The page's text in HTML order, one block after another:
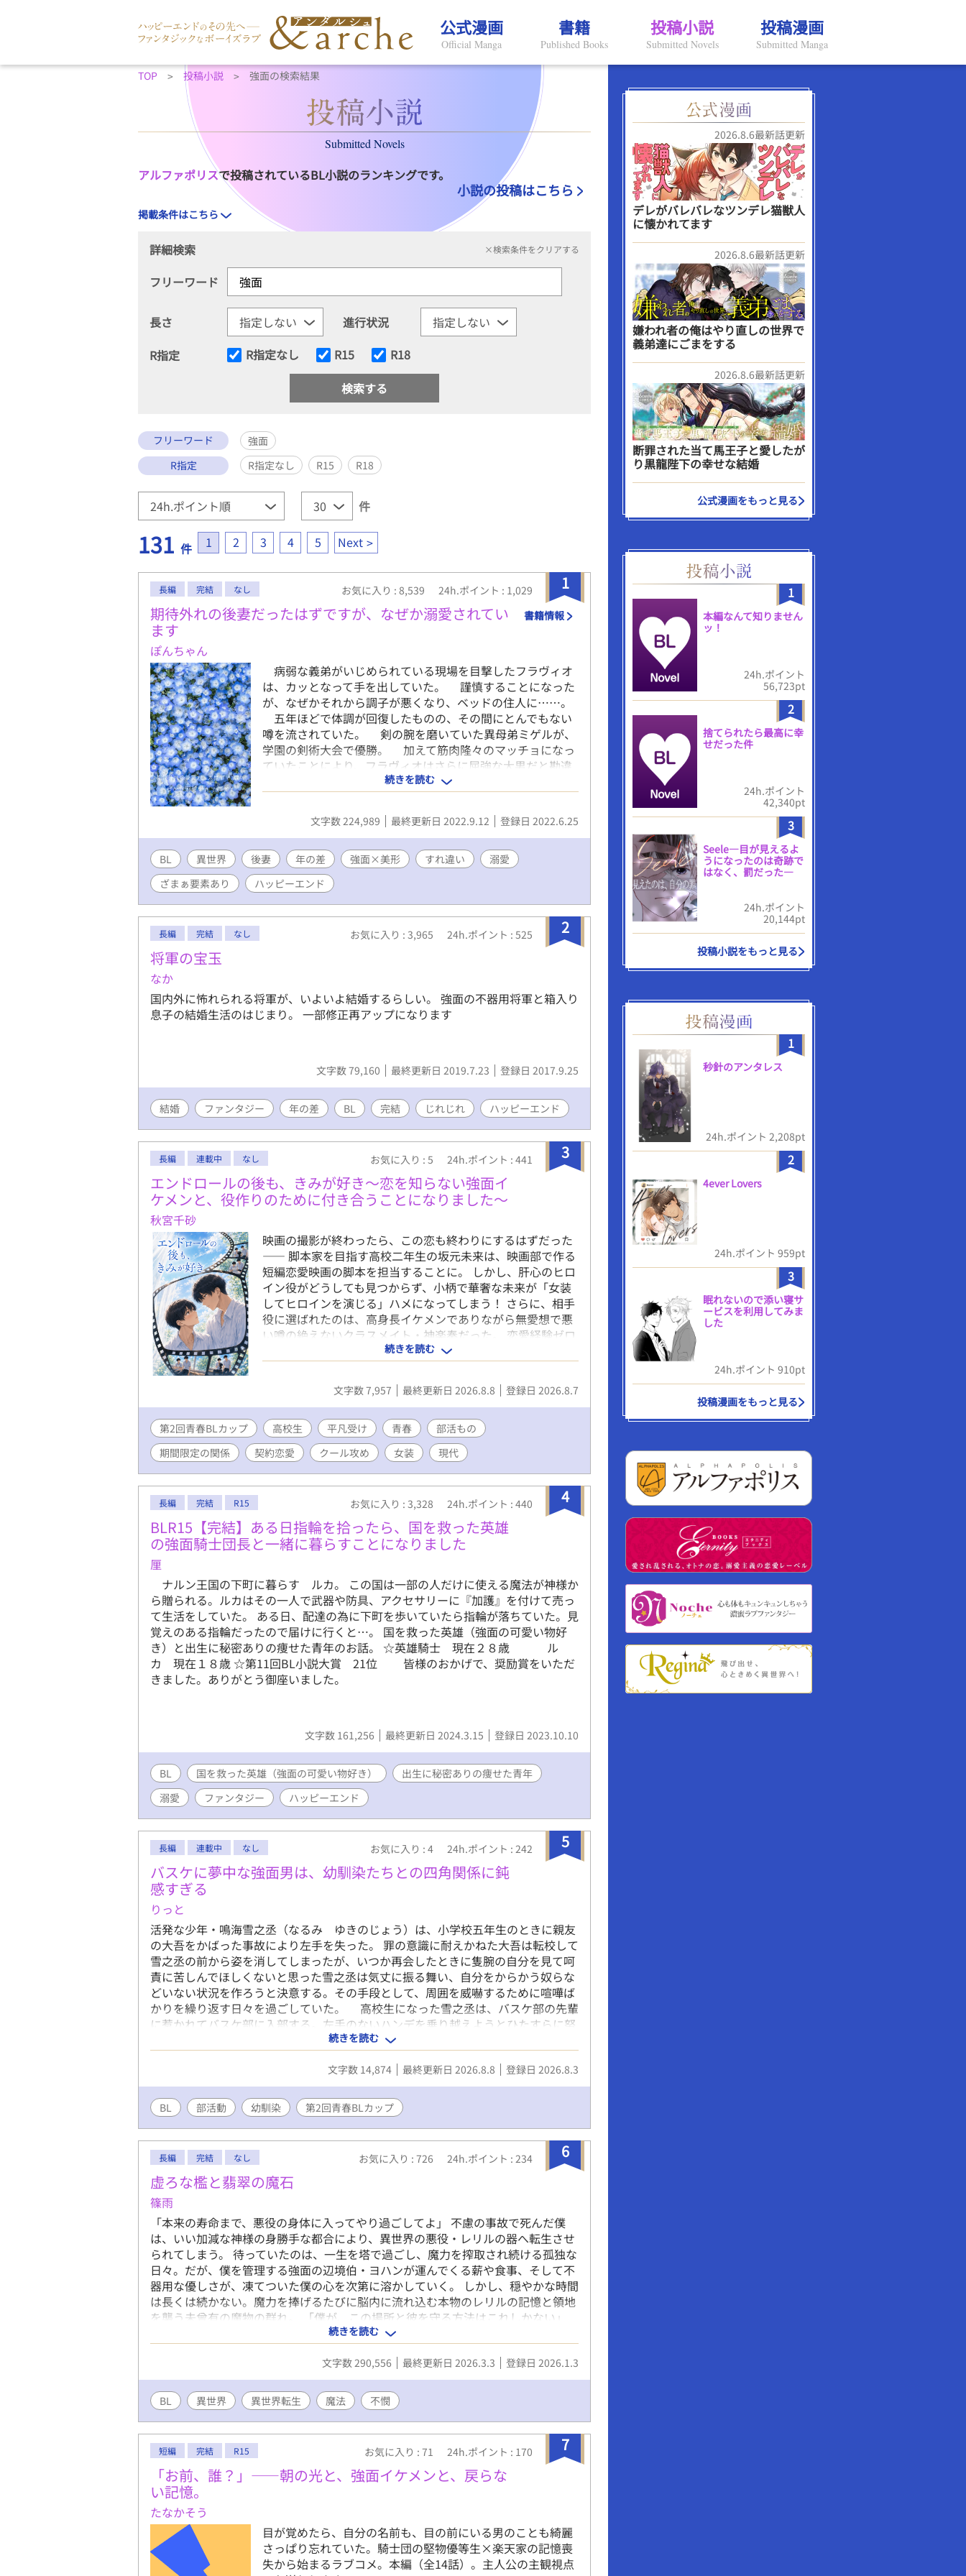
公式漫画
Official Manga
書籍
Published Books
投稿小説
Submitted Novels
投稿漫画
Submitted Manga
TOP 投稿小説 強面の検索結果
Submitted Novels
アルファポリスで投稿されているBL小説のランキングです。
小説の投稿はこちら
掲載条件はこちら
詳細検索 ×検索条件をクリアする
フリーワード
長さ
進行状況
R指定
R指定なし R15 R18
フリーワード
強面
R指定
R指定なし R15 R18
件
131 件 1 2 3 4 5 Next
1
長編 完結 なし お気に入り : 8,539 24h.ポイント : 1,029
期待外れの後妻だったはずですが、なぜか溺愛されてい
ます
ぽんちゃん
書籍情報
病弱な義弟がいじめられている現場を目撃したフラヴィオ
は、カッとなって手を出していた。 謹慎することになった
が、なぜかそれから調子が悪くなり、ベッドの住人に……。
五年ほどで体調が回復したものの、その間にとんでもない
噂を流されていた。 剣の腕を磨いていた異母弟ミゲルが、
学園の剣術大会で優勝。 加えて筋肉隆々のマッチョになっ
ていたことにより、フラヴィオはさらに屈強な大男だと勘違
いされていたのだ。 そしてフラヴィオが殴った相手は、ミ
ゲルが一度も勝てたことのない相手。 次期騎士団長として
注目を浴びているため、そんな強者を倒したフラヴィオは、
手に負えない野蛮な男だと思われていた。 一方、偽りの噂
たりの相手だと、後妻にならないかと持ちかけていた。 我
が子に爵位を継いで欲しいフラヴィオの義母は快諾し、冷遇
確定の地へと前妻の子を送り出す。 こうして青春を謳歌す
ることもできず、引きこもりになっていたフラヴィオは、国
民から恐れられている戦場の鬼神の後妻として嫁ぐことにな
るのだが――。 同性婚が当たり前の世界。 女性も登場し
続きを読む
文字数 224,989 最終更新日 2022.9.12 登録日 2022.6.25
BL 異世界 後妻 年の差 強面×美形 すれ違い
溺愛
ざまぁ要素あり
ハッピーエンド
2
長編 完結 なし お気に入り : 3,965 24h.ポイント : 525
将軍の宝玉
なか
国内外に怖れられる将軍が、いよいよ結婚するらしい。 強面の不器用将軍と箱入り
息子の結婚生活のはじまり。 一部修正再アップになります
文字数 79,160 最終更新日 2019.7.23 登録日 2017.9.25
結婚 ファンタジー 年の差 BL 完結 じれじれ ハッピーエンド
3
長編 連載中 なし お気に入り : 5 24h.ポイント : 441
エンドロールの後も、きみが好き〜恋を知らない強面イ
ケメンと、役作りのために付き合うことになりました〜
秋宮千砂
映画の撮影が終わったら、この恋も終わりにするはずだった
―― 脚本家を目指す高校二年生の坂元未来は、映画部で作る
短編恋愛映画の脚本を担当することに。 しかし、肝心のヒロ
イン役がどうしても見つからず、小柄で華奢な未来が「女装
してヒロインを演じる」ハメになってしまう！ さらに、相手
役に選ばれたのは、高身長イケメンでありながら無愛想で悪
い噂の絶えないクラスメイト・神楽奏だった。 恋愛経験ゼロ
で役作りに悩む奏は、未来にこう持ちかける。 「撮影が終わ
るまでの期間限定で、俺たち本当に付き合わないか？」
続きを読む
文字数 7,957 最終更新日 2026.8.8 登録日 2026.8.7
第2回青春BLカップ 高校生 平凡受け 青春
部活もの
期間限定の関係
契約恋愛 クール攻め 女装 現代
4
長編 完結 R15 お気に入り : 3,328 24h.ポイント : 440
BLR15【完結】ある日指輪を拾ったら、国を救った英雄
の強面騎士団長と一緒に暮らすことになりました
厘
ナルン王国の下町に暮らす ルカ。 この国は一部の人だけに使える魔法が神様か
ら贈られる。ルカはその一人で武器や防具、アクセサリーに『加護』を付けて売っ
て生活をしていた。 ある日、配達の為に下町を歩いていたら指輪が落ちていた。見
覚えのある指輪だったので届けに行くと…。 国を救った英雄（強面の可愛い物好
き）と出生に秘密ありの痩せた青年のお話。 ☆英雄騎士 現在２８歳 ル
カ 現在１８歳 ☆第11回BL小説大賞 21位 皆様のおかげで、奨励賞をいただ
きました。ありがとう御座いました。
文字数 161,256 最終更新日 2024.3.15 登録日 2023.10.10
BL 国を救った英雄（強面の可愛い物好き）
出生に秘密ありの痩せた青年
溺愛
ファンタジー ハッピーエンド
5
長編 連載中 なし お気に入り : 4 24h.ポイント : 242
バスケに夢中な強面男は、幼馴染たちとの四角関係に鈍
感すぎる
りっと
活発な少年・鳴海雪之丞（なるみ ゆきのじょう）は、小学校五年生のときに親友
の大吾をかばった事故により左手を失った。 罪の意識に耐えかねた大吾は転校して
雪之丞の前から姿を消してしまったが、いつか再会したときに隻腕の自分を見て呵
責に苦しんでほしくないと思った雪之丞は気丈に振る舞い、自分をからかう奴らな
どいない状況を作ろうと決意する。その手段として、周囲を威嚇するために喧嘩ば
かりを繰り返す日々を過ごしていた。 高校生になった雪之丞は、バスケ部の先輩
に惹かれてバスケ部に入部する。左手のないハンデを乗り越えようとひたすらに努
力を重ねていく雪之丞は急速に力をつけ、バスケにのめり込むようになる。 ある
日、バスケ部の練習試合で雪之丞は強豪チームでエースとなっていた大吾と再会す
る。雪之丞は再会を喜んだものの、大吾は贖罪の気持ちから散漫としたプレーをし
た挙句にバスケを辞めると言い出した。 今までの生き方を否定されたようで傷つい
た雪之丞は、やる気がなくなってしまいバスケから離れようとするが、そんな彼を
支えてくれたのはーー？ 隻腕のバスケプレーヤーとして、いずれ雪之丞はその名を
世界に轟かせる。 伝説への第一歩を踏み出す瞬間を、ぜひご覧ください。
続きを読む
文字数 14,874 最終更新日 2026.8.8 登録日 2026.8.3
BL 部活動 幼馴染 第2回青春BLカップ
6
長編 完結 なし お気に入り : 726 24h.ポイント : 234
虚ろな檻と翡翠の魔石
篠雨
「本来の寿命まで、悪役の身体に入ってやり過ごしてよ」 不慮の事故で死んだ僕
は、いい加減な神様の身勝手な都合により、異世界の悪役・レリルの器へ転生させ
られてしまう。 待っていたのは、一生を塔で過ごし、魔力を搾取され続ける孤独な
日々。だが、僕を管理する強面の辺境伯・ヨハンが運んでくる薪や食事、そして不
器用な優しさが、凍てついた僕の心を次第に溶かしていく。 しかし、穏やかな時間
は長くは続かない。魔力を捧げるたびに脳内に流れ込む本物のレリルの記憶と領地
を襲う未曾有の魔物の群れ。 「僕が、この場所と彼を守る方法はこれしかない」
記憶に翻弄され頭は混乱する中、魔石化するという残酷な決断を下そうとするが
――。
続きを読む
文字数 290,556 最終更新日 2026.3.3 登録日 2026.1.3
BL 異世界 異世界転生 魔法 不憫
7
短編 完結 R15 お気に入り : 71 24h.ポイント : 170
「お前、誰？」――朝の光と、強面イケメンと、戻らな
い記憶。
たなかそう
目が覚めたら、自分の名前も、目の前にいる男のことも綺麗
さっぱり忘れていた。騎士団の堅物優等生×楽天家の記憶喪
失から始まるラブコメ。本編（全14話）。主人公の主観視点
2026.8.6最新話更新
デレがバレバレなツンデレ猫獣人
に懐かれてます
2026.8.6最新話更新
嫌われ者の俺はやり直しの世界で
義弟達にごまをする
2026.8.6最新話更新
断罪された当て馬王子と愛したが
り黒龍陛下の幸せな結婚
公式漫画をもっと見る
1
本編なんて知りません
ッ！
24h.ポイント
56,723pt
2
捨てられたら最高に幸
せだった件
24h.ポイント
42,340pt
3
Seele―目が見えるよ
うになったのは奇跡で
はなく、罰だった―
24h.ポイント
20,144pt
投稿小説をもっと見る
1
秒針のアンタレス
24h.ポイント 2,208pt
2
4ever Lovers
24h.ポイント 959pt
3
眠れないので添い寝サ
ービスを利用してみま
した
24h.ポイント 910pt
投稿漫画をもっと見る